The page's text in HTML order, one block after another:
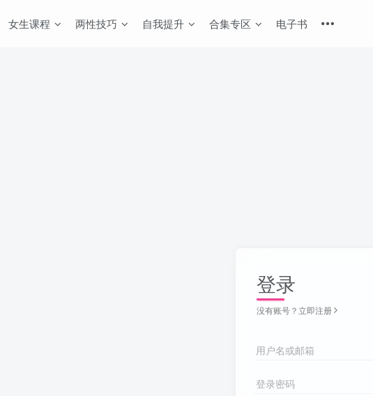
女生课程 两性技巧 自我提升 合集专区 电子书
登录
没有账号？立即注册
用户名或邮箱
登录密码